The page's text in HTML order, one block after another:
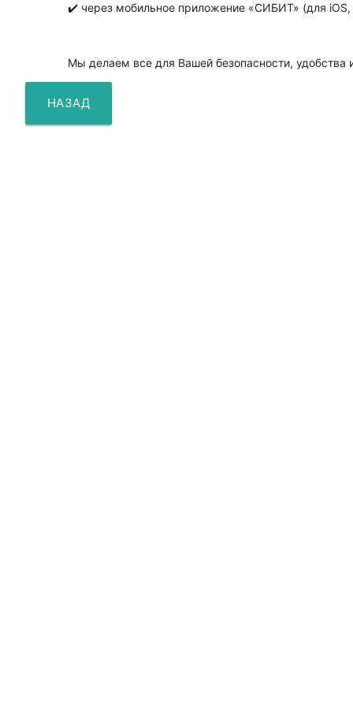
✔️ через мобильное приложение «СИБИТ» (для iOS,
Мы делаем все для Вашей безопасности,
НАЗАД